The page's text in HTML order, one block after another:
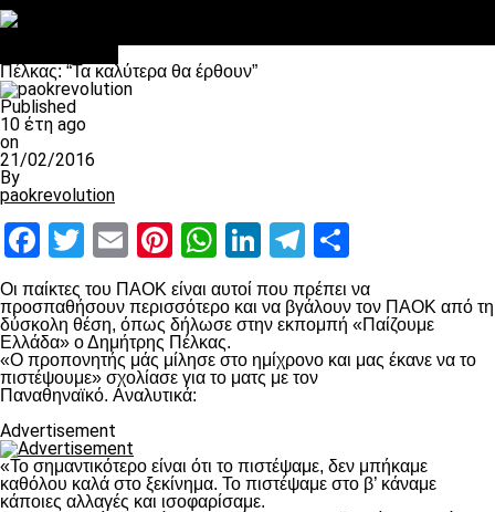
Πέλκας: “Τα καλύτερα θα έρθουν”
Published
10 έτη ago
on
21/02/2016
By
paokrevolution
Facebook
Twitter
EmailPinterest
WhatsApp
LinkedIn
Telegram
Οι παίκτες του ΠΑΟΚ είναι αυτοί που πρέπει να
προσπαθήσουν περισσότερο και να βγάλουν τον ΠΑΟΚ από τη
δύσκολη θέση, όπως δήλωσε στην εκπομπή «Παίζουμε
Ελλάδα» ο Δημήτρης Πέλκας.
«Ο προπονητής μάς μίλησε στο ημίχρονο και μας έκανε να το
πιστέψουμε» σχολίασε για το ματς με τον
Παναθηναϊκό. Αναλυτικά:
Advertisement
«Το σημαντικότερο είναι ότι το πιστέψαμε, δεν μπήκαμε
καθόλου καλά στο ξεκίνημα. Το πιστέψαμε στο β’ κάναμε
κάποιες αλλαγές και ισοφαρίσαμε.